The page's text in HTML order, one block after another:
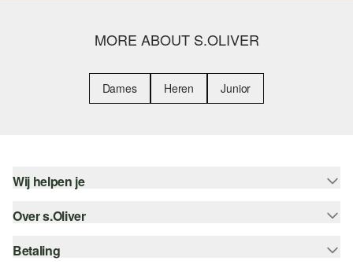
MORE ABOUT S.OLIVER
Dames Heren Junior
Wij helpen je
Help - FAQ
Maattabel
Over s.Oliver
Nieuwsbrief
Betaling